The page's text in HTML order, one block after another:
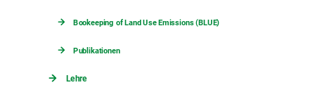
Bookeeping of Land Use Emissions (BLUE)
Publikationen
Lehre